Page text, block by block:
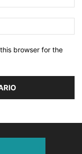
browser for the